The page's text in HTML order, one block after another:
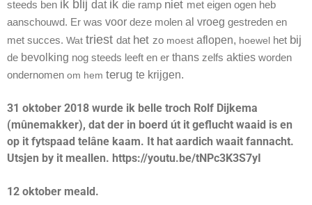
steeds ben ik blij dat ik die ramp niet met eigen ogen heb
aanschouwd. Er was voor deze molen al vroeg gestreden en
met succes. Wat triest dat het zo moest aflopen, hoewel het bij
de bevolking nog steeds leeft en er thans zelfs akties worden
ondernomen om hem terug te krijgen.
31 oktober 2018 wurde ik belle troch Rolf Dijkema
(mûnemakker), dat der in boerd út it geflucht waaid is en
op it fytspaad telâne kaam. It hat aardich waait fannacht.
Utsjen by it meallen. https://youtu.be/tNPc3K3S7yI
12 oktober meald.